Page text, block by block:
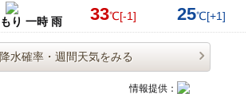
り 一時 雨 33℃[-1] 25℃[+1]
降水確率・週間天気をみる
情報提供：